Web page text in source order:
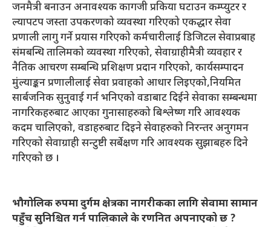
जनमैत्री बनाउन अनावश्यक कागजी प्रकिया घटाउन कम्प्युटर र
ल्यापटप जस्ता उपकरणको व्यवस्था गरिएको एकद्धार सेवा
प्रणाली लागु गर्ने प्रयास गरिएको कर्मचारीलाई डिजिटल सेवाप्रबाह
संमबन्धि तालिमको व्यवस्था गरिएको, सेवाग्राहीमैत्री व्यवहार र
नैतिक आचरण सम्बन्धि प्रशिक्षण प्रदान गरिएको, कार्यसम्पादन
मुंल्याङ्कन प्रणालीलाई सेवा प्रवाहको आधार लिइएको,नियमित
सार्बजनिक सुनुवाई गर्न भनिएको वडाबाट दिईने सेवाका सम्बन्धमा
नागरिकहरुबाट आएका गुनासाहरुको बिश्लेष्ण गरि आवश्यक
कदम चालिएको, वडाहरुबाट दिइने सेवाहरुको निरन्तर अनुगमन
गरिएको सेवाग्राही सन्टुष्टी सर्बेक्षण गरि आवश्यक सुझाबहरु दिने
गरिएको छ ।
भौगोलिक रुपमा दुर्गम क्षेत्रका नागरीकका लागि सेवामा सामान
पहुँच सुनिश्चित गर्न पालिकाले के रणनित अपनाएको छ ?